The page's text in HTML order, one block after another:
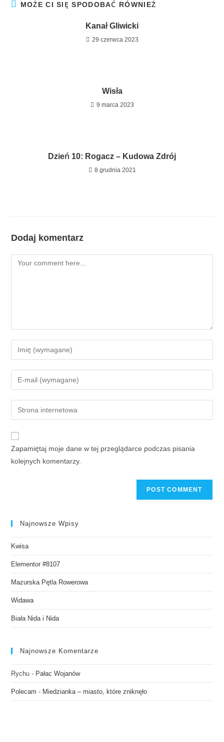
MOŻE CI SIĘ SPODOBAĆ RÓWNIEŻ
Kanał Gliwicki
29 czerwca 2023
Wisła
9 marca 2023
Dzień 10: Rogacz – Kudowa Zdrój
8 grudnia 2021
Dodaj komentarz
Zapamiętaj moje dane w tej przeglądarce podczas pisania
kolejnych komentarzy.
Najnowsze Wpisy
Kwisa
Elementor #8107
Mazurska Pętla Rowerowa
Widawa
Biała Nida i Nida
Najnowsze Komentarze
Rychu - Pałac Wojanów
Polecam - Miedzianka – miasto, które zniknęło